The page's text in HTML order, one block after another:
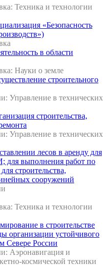
Техника и технологии
«Безопасность
в области
Науки о земле
строительного
Управление в технических
строительства,
Управление в технических
лесов в аренду для
для выполнения работ по
строительства,
сооружений
Техника и технологии
в строительстве
организации устойчивого
Севере России
Аэронавигация и
космической техники